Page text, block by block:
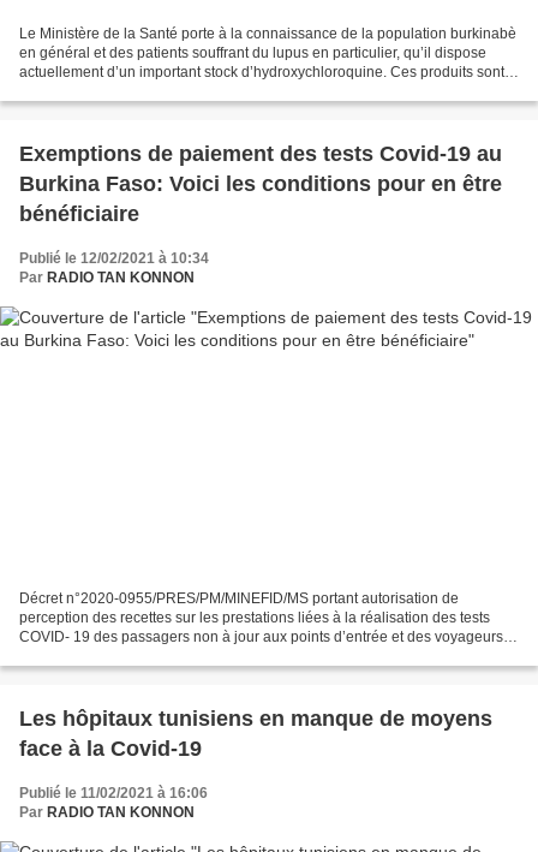
Le Ministère de la Santé porte à la connaissance de la population burkinabè
en général et des patients souffrant du lupus en particulier, qu’il dispose
actuellement d’un important stock d’hydroxychloroquine. Ces produits sont
Exemptions de paiement des tests Covid-19 au
Burkina Faso: Voici les conditions pour en être
bénéficiaire
Publié le 12/02/2021 à 10:34
Par RADIO TAN KONNON
Décret n°2020-0955/PRES/PM/MINEFID/MS portant autorisation de
perception des recettes sur les prestations liées à la réalisation des tests
COVID- 19 des passagers non à jour aux points d’entrée et des voyageurs
Les hôpitaux tunisiens en manque de moyens
face à la Covid-19
Publié le 11/02/2021 à 16:06
Par RADIO TAN KONNON